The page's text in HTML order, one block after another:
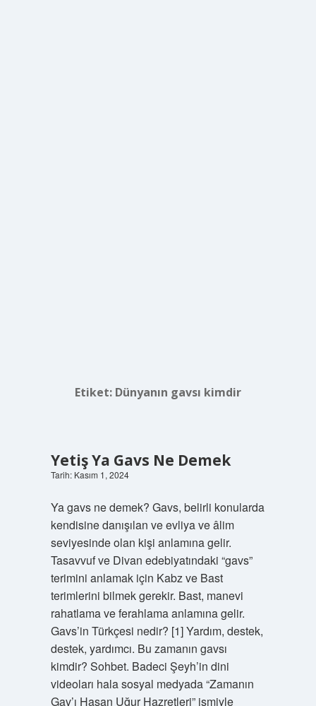
Etiket: Dünyanın gavsı kimdir
Yetiş Ya Gavs Ne Demek
Tarih: Kasım 1, 2024
Ya gavs ne demek? Gavs, belirli konularda
kendisine danışılan ve evliya ve âlim
seviyesinde olan kişi anlamına gelir.
Tasavvuf ve Divan edebiyatındaki “gavs”
terimini anlamak için Kabz ve Bast
terimlerini bilmek gerekir. Bast, manevi
rahatlama ve ferahlama anlamına gelir.
Gavs’in Türkçesi nedir? [1] Yardım, destek,
destek, yardımcı. Bu zamanın gavsı
kimdir? Sohbet. Badeci Şeyh’in dini
videoları hala sosyal medyada “Zamanın
Gav’ı Hasan Uğur Hazretleri” ismiyle